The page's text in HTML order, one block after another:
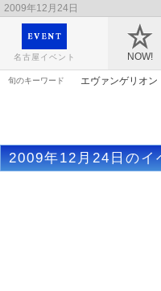
2009年12月24日
映画や音楽コンサート、レジャーや
屋のイベント情報を幅広く掲載
名古屋イベント NOW!
旬のキーワード エヴァンゲリオン
2009年12月24日のイ